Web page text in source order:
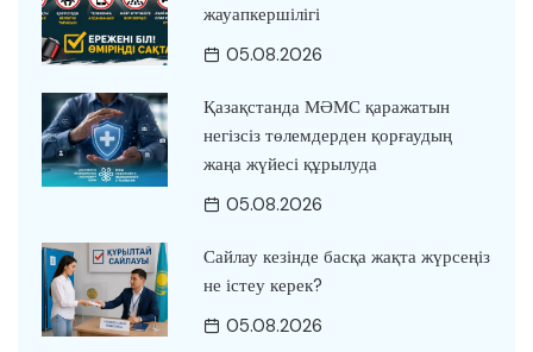
жауапкершілігі
05.08.2026
Қазақстанда МӘМС қаражатын
негізсіз төлемдерден қорғаудың
жаңа жүйесі құрылуда
05.08.2026
Сайлау кезінде басқа жақта жүрсеңіз
не істеу керек?
05.08.2026